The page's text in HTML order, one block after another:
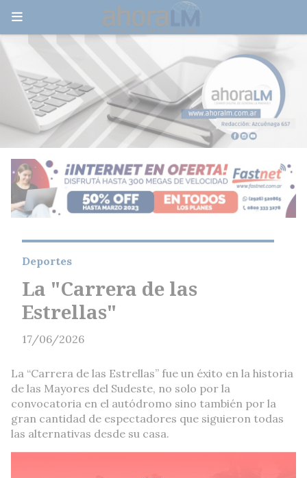
La "Carrera de las
Estrellas"
Deportes
17/06/2026
La “Carrera de las Estrellas” fue un éxito en la historia
de las Mayores del Sudeste, no solo por la
convocatoria en el autódromo sino también por la
gran cantidad de espectadores que siguieron todas
las alternativas desde su casa.